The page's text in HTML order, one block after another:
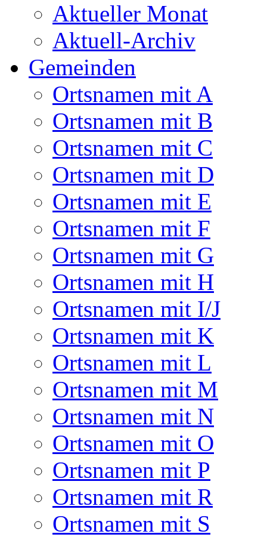
Aktueller Monat
Aktuell-Archiv
Gemeinden
Ortsnamen mit A
Ortsnamen mit B
Ortsnamen mit C
Ortsnamen mit D
Ortsnamen mit E
Ortsnamen mit F
Ortsnamen mit G
Ortsnamen mit H
Ortsnamen mit I/J
Ortsnamen mit K
Ortsnamen mit L
Ortsnamen mit M
Ortsnamen mit N
Ortsnamen mit O
Ortsnamen mit P
Ortsnamen mit R
Ortsnamen mit S